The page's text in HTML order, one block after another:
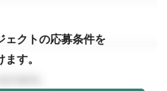
ェクトの応募条件を
す。